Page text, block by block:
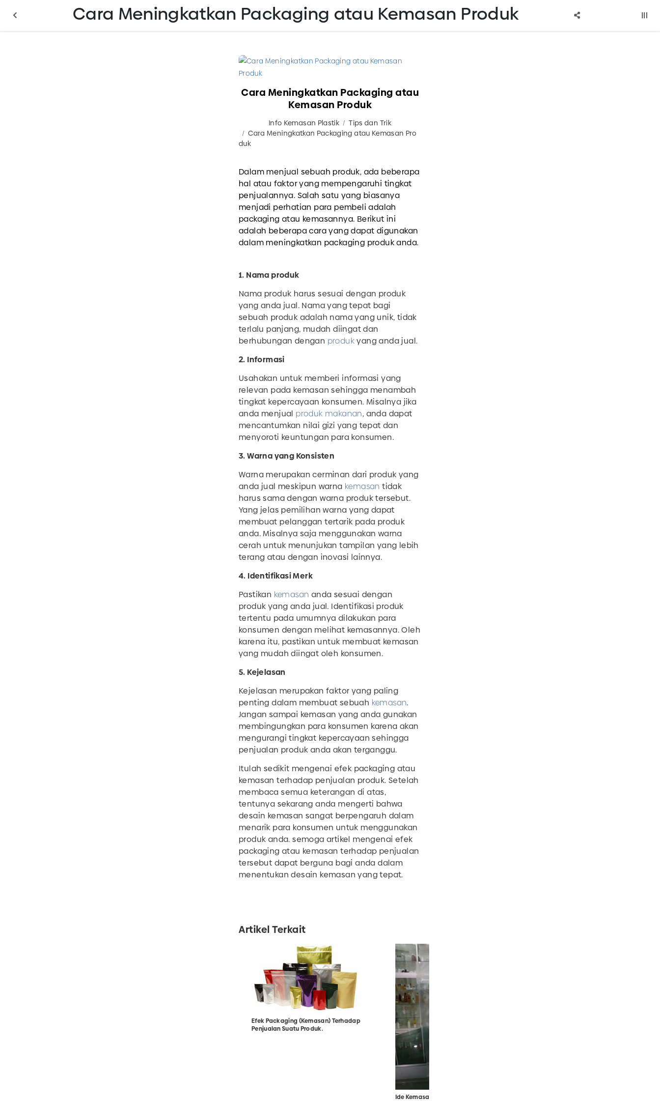
Cara Meningkatkan Packaging atau Kemasan Produk
Cara Meningkatkan Packaging atau
Kemasan Produk
Info Kemasan Plastik
Tips dan Trik
Cara Meningkatkan Packaging atau Kemasan Pro
duk
Dalam menjual sebuah produk, ada beberapa
hal atau faktor yang mempengaruhi tingkat
penjualannya. Salah satu yang biasanya
menjadi perhatian para pembeli adalah
packaging atau kemasannya. Berikut ini
adalah beberapa cara yang dapat digunakan
dalam meningkatkan packaging produk anda.
1. Nama produk
Nama produk harus sesuai dengan produk
yang anda jual. Nama yang tepat bagi
sebuah produk adalah nama yang unik, tidak
terlalu panjang, mudah diingat dan
berhubungan dengan produkyang anda jual.
2. Informasi
Usahakan untuk memberi informasi yang
relevan pada kemasan sehingga menambah
tingkat kepercayaan konsumen. Misalnya jika
anda menjual produk makanan, anda dapat
mencantumkan nilai gizi yang tepat dan
menyoroti keuntungan para konsumen.
3. Warna yang Konsisten
Warna merupakan cerminan dari produk yang
anda jual meskipun warna kemasan tidak
harus sama dengan warna produk tersebut.
Yang jelas pemilihan warna yang dapat
membuat pelanggan tertarik pada produk
anda. Misalnya saja menggunakan warna
cerah untuk menunjukan tampilan yang lebih
terang atau dengan inovasi lainnya.
4. Identifikasi Merk
Pastikan kemasan anda sesuai dengan
produk yang anda jual. Identifikasi produk
tertentu pada umumnya dilakukan para
konsumen dengan melihat kemasannya. Oleh
karena itu, pastikan untuk membuat kemasan
yang mudah diingat oleh konsumen.
5. Kejelasan
Kejelasan merupakan faktor yang paling
penting dalam membuat sebuah kemasan.
Jangan sampai kemasan yang anda gunakan
membingungkan para konsumen karena akan
mengurangi tingkat kepercayaan sehingga
penjualan produk anda akan terganggu.
Itulah sedikit mengenai efek packaging atau
kemasan terhadap penjualan produk. Setelah
membaca semua keterangan di atas,
tentunya sekarang anda mengerti bahwa
desain kemasan sangat berpengaruh dalam
menarik para konsumen untuk menggunakan
produk anda. semoga artikel mengenai efek
packaging atau kemasan terhadap penjualan
tersebut dapat berguna bagi anda dalam
menentukan desain kemasan yang tepat.
Artikel Terkait
Efek Packaging (Kemasan) Terhadap
Penjualan Suatu Produk.
Ide Kemasan Produk Unik yang Bisa